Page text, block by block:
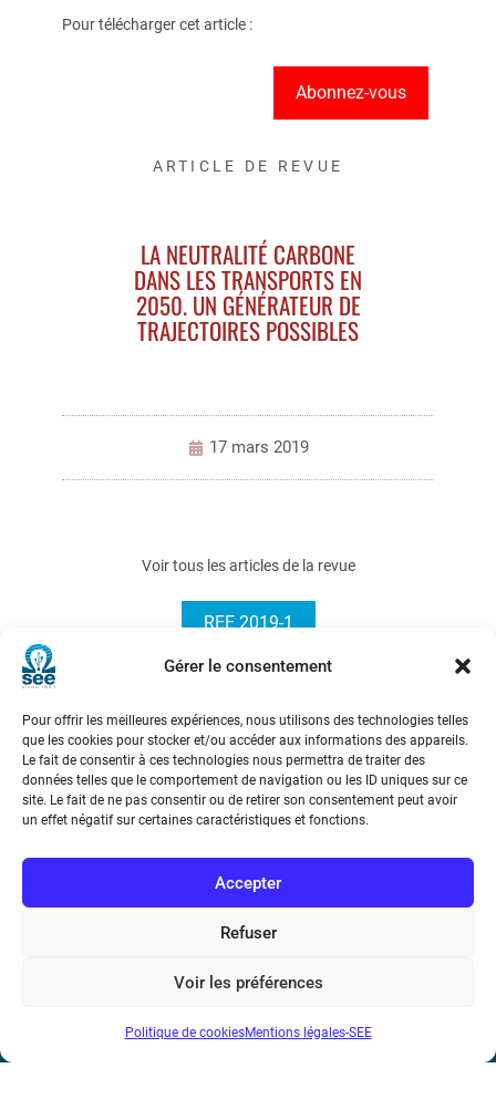
Gérer le consentement
Pour offrir les meilleures expériences, nous utilisons des technologies telles
que les cookies pour stocker et/ou accéder aux informations des appareils.
Le fait de consentir à ces technologies nous permettra de traiter des
données telles que le comportement de navigation ou les ID uniques sur ce
site. Le fait de ne pas consentir ou de retirer son consentement peut avoir
un effet négatif sur certaines caractéristiques et fonctions.
Accepter
Refuser
Voir les préférences
Politique de cookiesMentions légales-SEE
Pour télécharger cet article :
Abonnez-vous
ARTICLE DE REVUE
LA NEUTRALITÉ CARBONE
DANS LES TRANSPORTS EN
2050. UN GÉNÉRATEUR DE
TRAJECTOIRES POSSIBLES
17 mars 2019
Voir tous les articles de la revue
REE 2019-1
Société de l’Electricité, de l’Electronique et des Technologies
75116 Paris
Téléphone : (+33) 1 56 90 37 17
N° de SIREN : 785 393 232, Code APE : 9412Z TVA intra-